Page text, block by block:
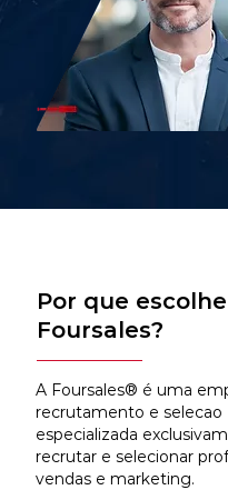
Por que
Foursales?
A Foursales® é uma
recrutamento e selecao
especializada
recrutar e selecionar
vendas e marketing.